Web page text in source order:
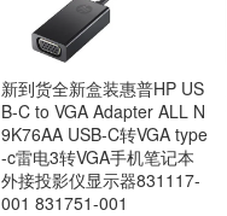
新到货全新盒装惠普HP US
B-C to VGA Adapter ALL N
9K76AA USB-C转VGA type
-c雷电3转VGA手机笔记本
外接投影仪显示器831117-
001 831751-001